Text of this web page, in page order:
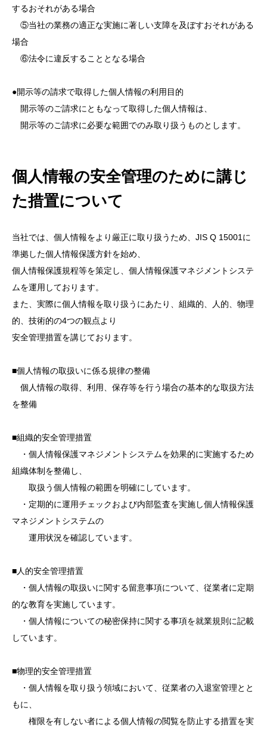
するおそれがある場合
⑤当社の業務の適正な実施に著しい支障を及ぼすおそれがある
場合
⑥法令に違反することとなる場合
●開示等の請求で取得した個人情報の利用目的
開示等のご請求にともなって取得した個人情報は、
開示等のご請求に必要な範囲でのみ取り扱うものとします。
個人情報の安全管理のために講じ
た措置について
当社では、個人情報をより厳正に取り扱うため、JIS Q 15001に
準拠した個人情報保護方針を始め、
個人情報保護規程等を策定し、個人情報保護マネジメントシステ
ムを運用しております。
また、実際に個人情報を取り扱うにあたり、組織的、人的、物理
的、技術的の4つの観点より
安全管理措置を講じております。
■個人情報の取扱いに係る規律の整備
個人情報の取得、利用、保存等を行う場合の基本的な取扱方法
を整備
■組織的安全管理措置
・個人情報保護マネジメントシステムを効果的に実施するため
組織体制を整備し、
取扱う個人情報の範囲を明確にしています。
・定期的に運用チェックおよび内部監査を実施し個人情報保護
マネジメントシステムの
運用状況を確認しています。
■人的安全管理措置
・個人情報の取扱いに関する留意事項について、従業者に定期
的な教育を実施しています。
・個人情報についての秘密保持に関する事項を就業規則に記載
しています。
■物理的安全管理措置
・個人情報を取り扱う領域において、従業者の入退室管理とと
もに、
権限を有しない者による個人情報の閲覧を防止する措置を実